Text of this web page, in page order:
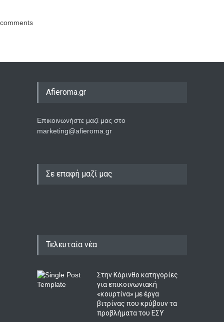
comments
Afieroma.gr
Επικοινωνήστε μαζί μας στο
marketing@afieroma.gr
Σε επαφή μαζί μας
Τελευταία νέα
Στην Κόρινθο κατηγορίες
για επικοινωνιακή
«κουρτίνα» με έργα
βιτρίνας που κρύβουν τα
προβλήματα του ΕΣΥ